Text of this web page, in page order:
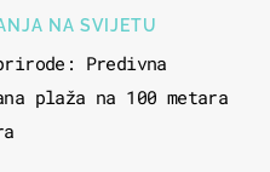
NA SVIJETU
Predivna
plaža na 100 metara